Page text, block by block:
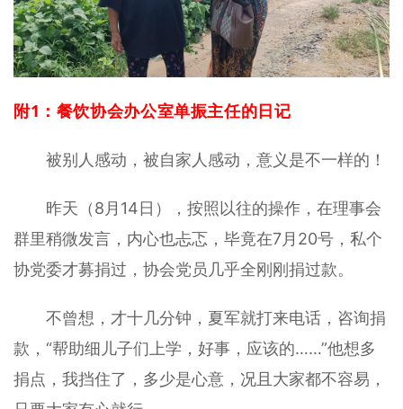
附1：餐饮协会办公室单振主任的日记
被别人感动，被自家人感动，意义是不一样的！
昨天（8月14日），按照以往的操作，在理事会
群里稍微发言，内心也忐忑，毕竟在7月20号，私个
协党委才募捐过，协会党员几乎全刚刚捐过款。
不曾想，才十几分钟，夏军就打来电话，咨询捐
款，“帮助细儿子们上学，好事，应该的……”他想多
捐点，我挡住了，多少是心意，况且大家都不容易，